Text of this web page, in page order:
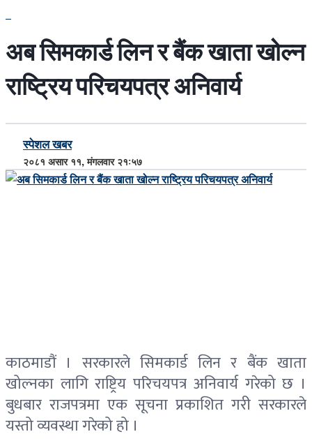
अब सिमकार्ड लिन र बैंक खाता खोल्न
राष्ट्रिय परिचयपत्र अनिवार्य
स्पेशल खबर
२०८१ असार ११, मंगलवार २१:५७
काठमाडौं । सरकारले सिमकार्ड लिन र बैंक खाता
खोल्नका लागि राष्ट्रिय परिचयपत्र अनिवार्य गरेको छ ।
बुधबार राजपत्रमा एक सूचना प्रकाशित गरी सरकारले
यस्तो व्यवस्था गरेको हो ।